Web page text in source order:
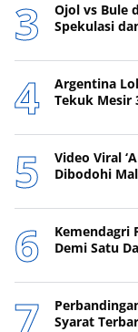
Ojol vs Bule
Spekulasi
Argentina
Tekuk Mesir
Video Viral
Dibodohi
Kemendagri
Demi Satu
Syarat